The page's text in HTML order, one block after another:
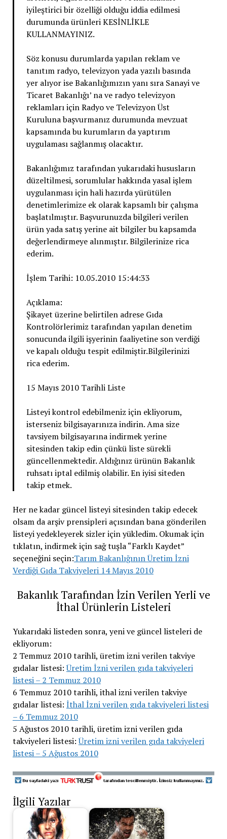
iyileştirici bir özelliği olduğu iddia edilmesi
durumunda ürünleri KESİNLİKLE
KULLANMAYINIZ.
Söz konusu durumlarda yapılan reklam ve
tanıtım radyo, televizyon yada yazılı basında
yer alıyor ise Bakanlığımızın yanı sıra Sanayi ve
Ticaret Bakanlığı’ na ve radyo televizyon
reklamları için Radyo ve Televizyon Üst
Kuruluna başvurmanız durumunda mevzuat
kapsamında bu kurumların da yaptırım
uygulaması sağlanmış olacaktır.
Bakanlığımız tarafından yukarıdaki hususların
düzeltilmesi, sorumlular hakkında yasal işlem
uygulanması için hali hazırda yürütülen
denetimlerimize ek olarak kapsamlı bir çalışma
başlatılmıştır. Başvurunuzda bilgileri verilen
ürün yada satış yerine ait bilgiler bu kapsamda
değerlendirmeye alınmıştır. Bilgilerinize rica
ederim.
İşlem Tarihi: 10.05.2010 15:44:33
Açıklama:
Şikayet üzerine belirtilen adrese Gıda
Kontrolörlerimiz tarafından yapılan denetim
sonucunda ilgili işyerinin faaliyetine son verdiği
ve kapalı olduğu tespit edilmiştir.Bilgilerinizi
rica ederim.
15 Mayıs 2010 Tarihli Liste
Listeyi kontrol edebilmeniz için ekliyorum,
isterseniz bilgisayarınıza indirin. Ama size
tavsiyem bilgisayarına indirmek yerine
sitesinden takip edin çünkü liste sürekli
güncellenmektedir. Aldığınız ürünün Bakanlık
ruhsatı iptal edilmiş olabilir. En iyisi siteden
takip etmek.
Her ne kadar güncel listeyi sitesinden takip edecek
olsam da arşiv prensipleri açısından bana gönderilen
listeyi yedekleyerek sizler için yükledim. Okumak için
tıklatın, indirmek için sağ tuşla “Farklı Kaydet”
seçeneğini seçin:Tarım Bakanlığının Üretim İzni
Verdiği Gıda Takviyeleri 14 Mayıs 2010
Bakanlık Tarafından İzin Verilen Yerli ve
İthal Ürünlerin Listeleri
Yukarıdaki listeden sonra, yeni ve güncel listeleri de
ekliyorum:
2 Temmuz 2010 tarihli, üretim izni verilen takviye
gıdalar listesi:Üretim İzni verilen gıda takviyeleri
listesi – 2 Temmuz 2010
6 Temmuz 2010 tarihli, ithal izni verilen takviye
gıdalar listesi: İthal İzni verilen gıda takviyeleri listesi
– 6 Temmuz 2010
5 Ağustos 2010 tarihli, üretim izni verilen gıda
takviyeleri listesi:Üretim izni verilen gıda takviyeleri
listesi – 5 Ağustos 2010
İlgili Yazılar